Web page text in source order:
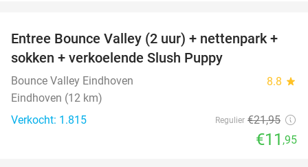
46%
Entree Bounce Valley (2 uur) + nettenpark +
sokken + verkoelende Slush Puppy
Bounce Valley Eindhoven 8.8 star
Eindhoven (12 km)
Verkocht: 1.815
Regulier €21,95
€11 ,95